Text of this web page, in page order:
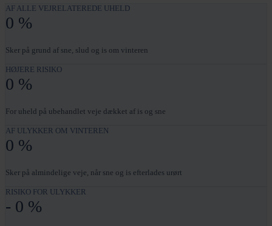
AF ALLE VEJRELATEREDE UHELD
0 %
Sker på grund af sne, slud og is om vinteren
HØJERE RISIKO
0 %
For uheld på ubehandlet veje dækket af is og sne
AF ULYKKER OM VINTEREN
0 %
Sker på almindelige veje, når sne og is efterlades urørt
RISIKO FOR ULYKKER
- 0 %